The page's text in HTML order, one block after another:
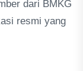
dari BMKG
resmi yang